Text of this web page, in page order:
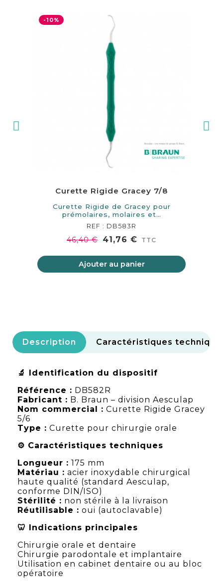
-10%
Curette Rigide Gracey 7/8
Curette Rigide de Gracey pour
prémolaires, molaires et…
REF : DB583R
46,40 € 41,76 € TTC
Ajouter au panier
Description Caractéristiques
🔬 Identification du dispositif
Référence : DB582R
Fabricant : B. Braun – division Aesculap
Nom commercial : Curette Rigide Gracey
5/6
Type : Curette pour chirurgie orale
⚙️ Caractéristiques techniques
Longueur : 175 mm
Matériau : acier inoxydable chirurgical
haute qualité (standard Aesculap,
conforme DIN/ISO)
Stérilité : non stérile à la livraison
Réutilisable : oui (autoclavable)
🦷 Indications principales
Chirurgie orale et dentaire
Chirurgie parodontale et implantaire
Utilisation en cabinet dentaire ou au bloc
opératoire